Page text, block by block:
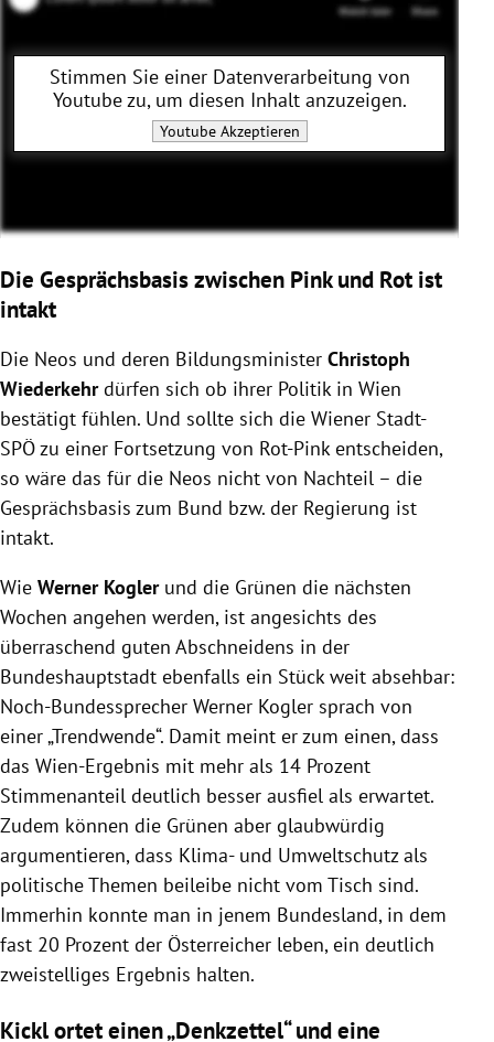
Stimmen Sie einer Datenverarbeitung von
Youtubezu, um diesen Inhalt anzuzeigen.
YoutubeAkzeptieren
Die Gesprächsbasis zwischen Pink und Rot ist
intakt
Die Neos und deren Bildungsminister Christoph
Wiederkehrdürfen sich ob ihrer Politik in Wien
bestätigt fühlen. Und sollte sich die Wiener Stadt-
SPÖ zu einer Fortsetzung von Rot-Pink entscheiden,
so wäre das für die Neos nicht von Nachteil – die
Gesprächsbasis zum Bund bzw. der Regierung ist
intakt.
Wie Werner Koglerund die Grünen die nächsten
Wochen angehen werden, ist angesichts des
überraschend guten Abschneidens in der
Bundeshauptstadt ebenfalls ein Stück weit absehbar:
Noch-Bundessprecher Werner Kogler sprach von
einer „Trendwende“. Damit meint er zum einen, dass
das Wien-Ergebnis mit mehr als 14 Prozent
Stimmenanteil deutlich besser ausfiel als erwartet.
Zudem können die Grünen aber glaubwürdig
argumentieren, dass Klima- und Umweltschutz als
politische Themen beileibe nicht vom Tisch sind.
Immerhin konnte man in jenem Bundesland, in dem
fast 20 Prozent der Österreicher leben, ein deutlich
zweistelliges Ergebnis halten.
Kickl ortet einen „Denkzettel“ und eine